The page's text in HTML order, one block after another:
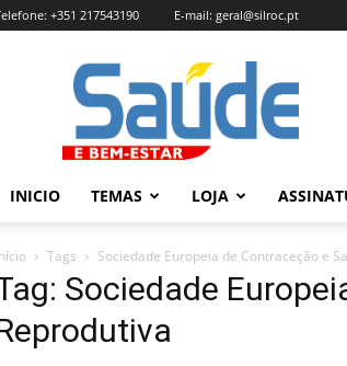
+351 217543190 E-mail: geral@silroc.pt
Revista
Saúde
e
Bem
Estar
Edição
INICIO TEMAS LOJA
Tags Sociedade Europeia de Contraceção e
Sociedade